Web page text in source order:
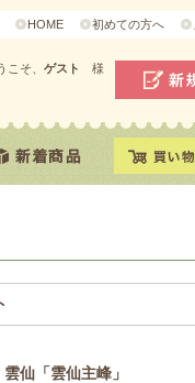
HOME 初めての方へ
こそ、 ゲスト 様
仙「雲仙主峰」